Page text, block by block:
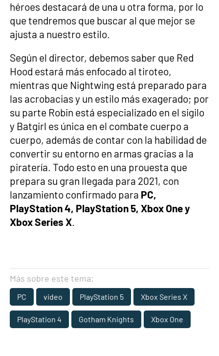
héroes destacará de una u otra forma, por lo
que tendremos que buscar al que mejor se
ajusta a nuestro estilo.
Según el director, debemos saber que Red
Hood estará más enfocado al tiroteo,
mientras que Nightwing está preparado para
las acrobacias y un estilo más exagerado; por
su parte Robin está especializado en el sigilo
y Batgirl es única en el combate cuerpo a
cuerpo, además de contar con la habilidad de
convertir su entorno en armas gracias a la
piratería. Todo esto en una prouesta que
prepara su gran llegada para 2021, con
lanzamiento confirmado para PC,
PlayStation 4, PlayStation 5, Xbox One y
Xbox Series X.
Más sobre este tema:
PC video PlayStation 5 Xbox Series X
PlayStation 4 Gotham Knights Xbox One